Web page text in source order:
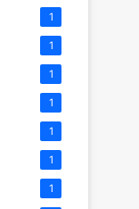
1
1
1
1
1
1
1